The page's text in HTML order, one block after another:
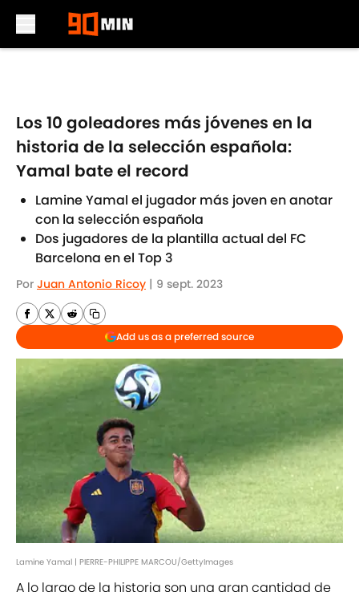
Los 10 goleadores más jóvenes en la
historia de la selección española:
Yamal bate el record
Lamine Yamal el jugador más joven en anotar
con la selección española
Dos jugadores de la plantilla actual del FC
Barcelona en el Top 3
Por Juan Antonio Ricoy | 9 sept. 2023
Add us as a preferred source
Lamine Yamal | PIERRE-PHILIPPE MARCOU/GettyImages
A lo largo de la historia son una gran cantidad de